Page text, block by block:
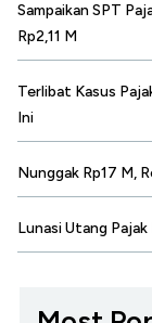
Sampaikan SPT
Rp2,11 M
Terlibat Kasus
Ini
Nunggak Rp17 M,
Lunasi Utang Pajak